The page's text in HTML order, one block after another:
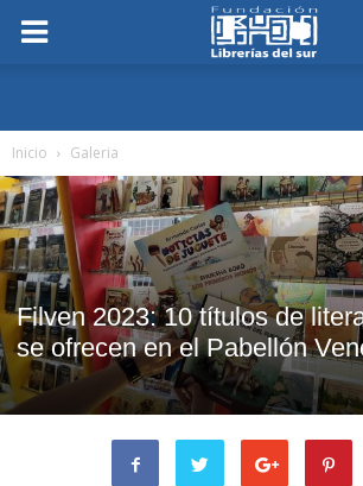
Inicio Galeria
Filven 2023: 10 títulos de
se ofrecen en el Pabellón